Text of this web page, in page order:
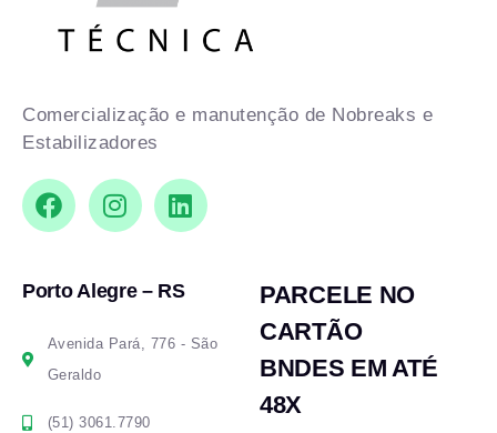
Comercialização e manutenção de Nobreaks e
Estabilizadores
Porto Alegre – RS
Avenida Pará, 776 - São
Geraldo
(51) 3061.7790
PARCELE NO
CARTÃO
BNDES EM ATÉ
48X